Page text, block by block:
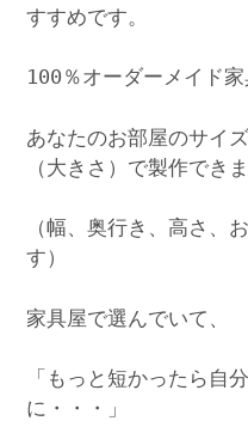
すすめです。
100％オーダーメイド家
あなたのお部屋のサイ
（大きさ）で製作できま
（幅、奥行き、高さ、
す）
家具屋で選んでいて、
「もっと短かったら自
に・・・」